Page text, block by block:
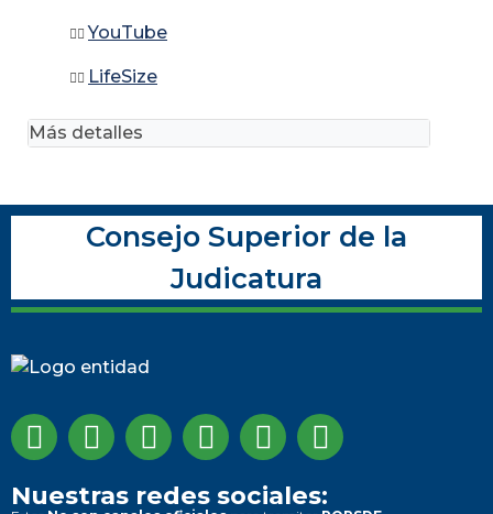
👉🏽 YouTube
👉🏽 LifeSize
Más detalles
Consejo Superior de la
Judicatura
Nuestras redes sociales: